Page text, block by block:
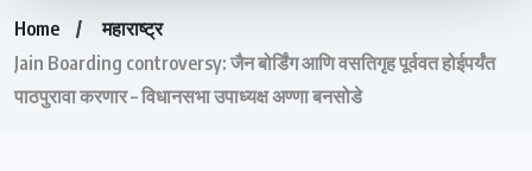
Home
महाराष्ट्र
Jain Boarding controversy: जैन बोर्डिंग आणि वसतिगृह पूर्ववत होईपर्यंत
पाठपुरावा करणार – विधानसभा उपाध्यक्ष अण्णा बनसोडे